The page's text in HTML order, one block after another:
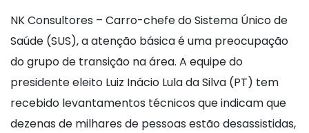
NK Consultores – Carro-chefe do Sistema Único de
Saúde (SUS), a atenção básica é uma preocupação
do grupo de transição na área. A equipe do
presidente eleito Luiz Inácio Lula da Silva (PT) tem
recebido levantamentos técnicos que indicam que
dezenas de milhares de pessoas estão desassistidas,